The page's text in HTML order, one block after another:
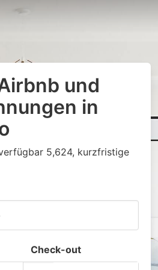
und
in
5,624, kurzfristige
Check-out